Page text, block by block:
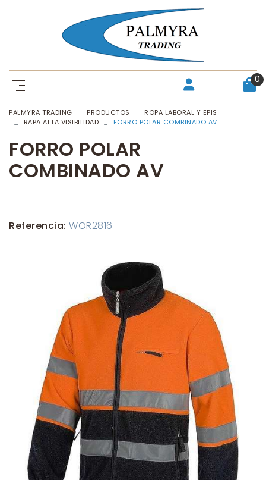
0
PALMYRA TRADING PRODUCTOS
ROPA LABORAL Y EPIS
RAPA ALTA VISIBILIDAD
FORRO POLAR COMBINADO AV
FORRO POLAR
COMBINADO AV
Referencia: WOR2816